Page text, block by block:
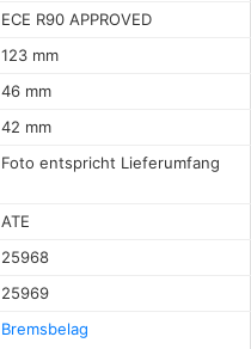
ECE R90 APPROVED
123 mm
46 mm
42 mm
Foto entspricht Lieferumfang
ATE
25968
25969
Bremsbelag